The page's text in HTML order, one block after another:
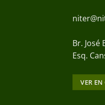
Br. José
Esq.
VER